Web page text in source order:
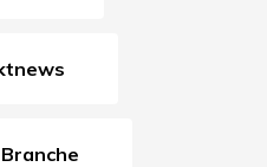
Branche